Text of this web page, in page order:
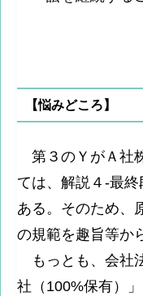
【悩みどころ】
第３のＹがＡ社
ては、解説４-最
ある。そのため、
の規範を趣旨等か
もっとも、会社
社（100%保有）